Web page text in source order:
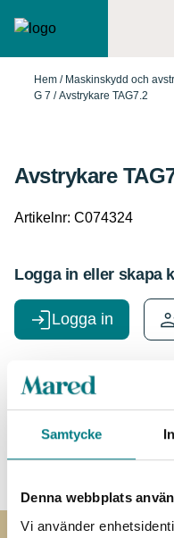
Samtycke
Denna webbplats
Vi använder
Hem / Maskinskydd och
G 7 / Avstrykare TAG7.2
Logga in eller skapa
Logga in
Specifikationer
3D-CAD
Avstrykare
Artikelnr: C074324